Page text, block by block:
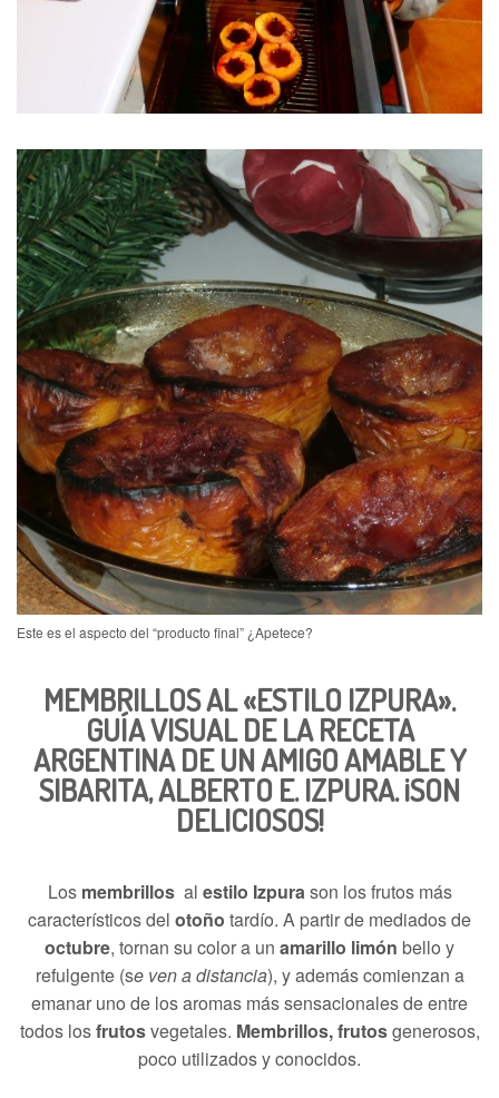
Este es el aspecto del “producto final” ¿Apetece?
MEMBRILLOS AL «ESTILO IZPURA».
GUÍA VISUAL DE LARECETA
ARGENTINADE UN AMIGO AMABLE Y
SIBARITA,ALBERTO E. IZPURA. ¡SON
DELICIOSOS!
Los membrillosal estilo Izpurason los frutos más
característicos del otoño tardío. A partir de mediados de
octubre, tornan su color a un amarillo limón bello y
refulgente (se ven a distancia), y además comienzan a
emanar uno de los aromas más sensacionales de entre
todos losfrutosvegetales. Membrillos, frutosgenerosos,
poco utilizados y conocidos.